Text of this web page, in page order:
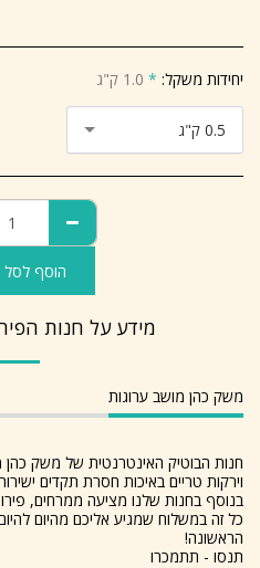
יחידות משקל: * 1.0 ק"ג
0.5 ק"ג
הוסף לסל
מידע על חנות
משק כהן מושב ערוגות
חנות הבוטיק האינטרנטית של משק כהן
וירקות טריים באיכות חסרת תקדים
בנוסף בחנות שלנו מציעה ממרחים,
כל זה במשלוח שמגיע אליכם מהיום
הראשונה!
תנסו - תתמכרו